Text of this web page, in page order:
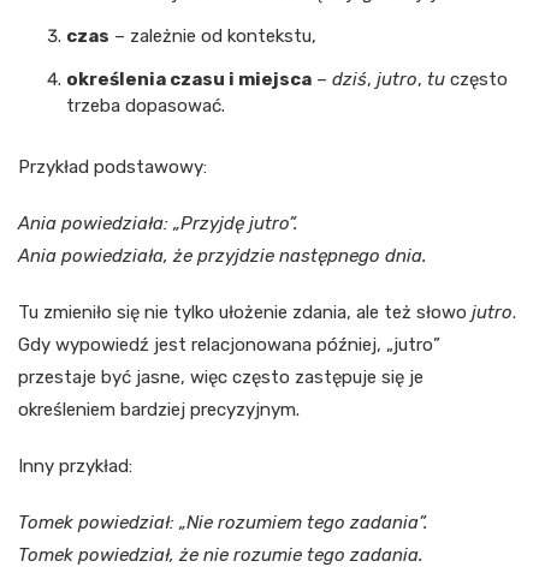
czas – zależnie od kontekstu,
określenia czasu i miejsca – dziś, jutro, tu często
trzeba dopasować.
Przykład podstawowy:
Ania powiedziała: „Przyjdę jutro”.
Ania powiedziała, że przyjdzie następnego dnia.
Tu zmieniło się nie tylko ułożenie zdania, ale też słowo jutro.
Gdy wypowiedź jest relacjonowana później, „jutro”
przestaje być jasne, więc często zastępuje się je
określeniem bardziej precyzyjnym.
Inny przykład:
Tomek powiedział: „Nie rozumiem tego zadania”.
Tomek powiedział, że nie rozumie tego zadania.